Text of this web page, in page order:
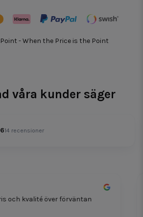
- When the Price is the Point
våra kunder säger
14 recensioner
över förväntan